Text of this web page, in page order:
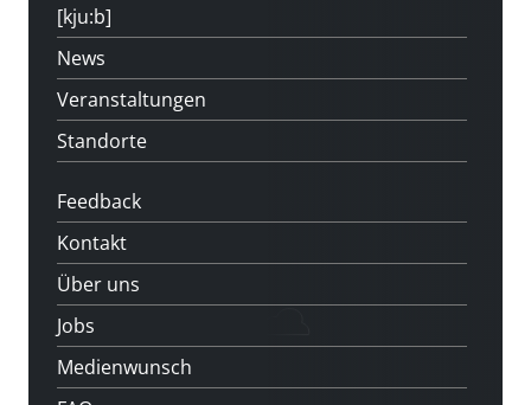
[kju:b]
News
Veranstaltungen
Standorte
Feedback
Kontakt
Über uns
Jobs
Medienwunsch